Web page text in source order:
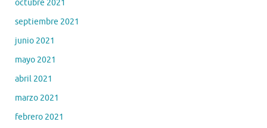
octubre 2021
septiembre 2021
junio 2021
mayo 2021
abril 2021
marzo 2021
febrero 2021